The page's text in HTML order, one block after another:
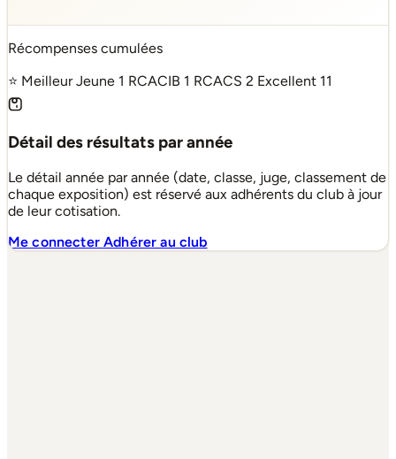
Récompenses cumulées
⭐ Meilleur Jeune 1 RCACIB 1 RCACS 2 Excellent 11
Détail des résultats par année
Le détail année par année (date, classe, juge, classement de
chaque exposition) est réservé aux adhérents du club à jour
de leur cotisation.
Me connecterAdhérer au club